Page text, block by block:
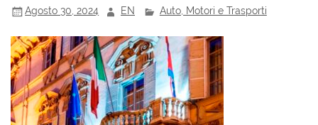
Agosto 30, 2024 EN Auto, Motori e Trasporti